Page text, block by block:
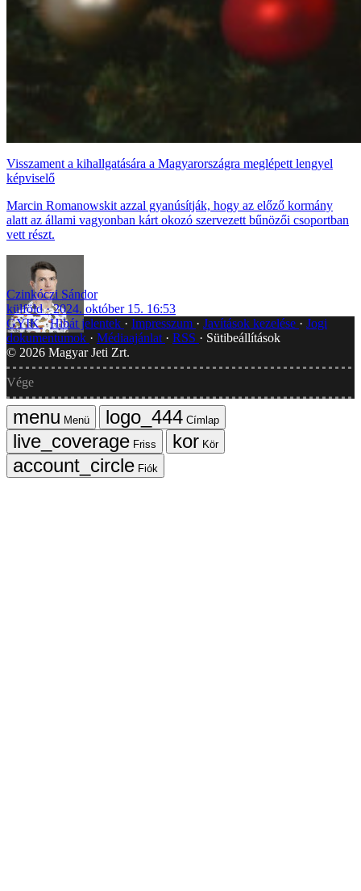
Visszament a kihallgatására a Magyarországra meglépett lengyel
képviselő
Marcin Romanowskit azzal gyanúsítják, hogy az előző kormány
alatt az állami vagyonban kárt okozó szervezett bűnözői csoportban
vett részt.
Czinkóczi Sándor
külföld
2024. október 15. 16:53
GYIK Hibát jelentek Impresszum Javítások kezelése
Jogi
dokumentumok
Médiaajánlat RSS
Sütibeállítások
© 2026 Magyar Jeti Zrt.
Vége
Menü
Címlap
Friss
Kör
Fiók